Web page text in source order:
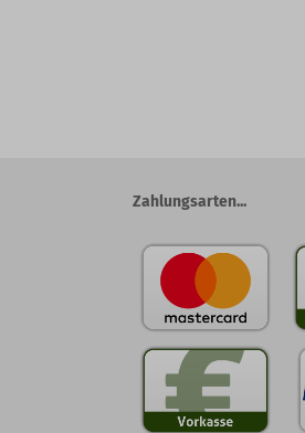
Zahlungsarten...